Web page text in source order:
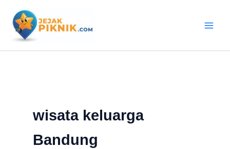
konten
wisata keluarga
Bandung